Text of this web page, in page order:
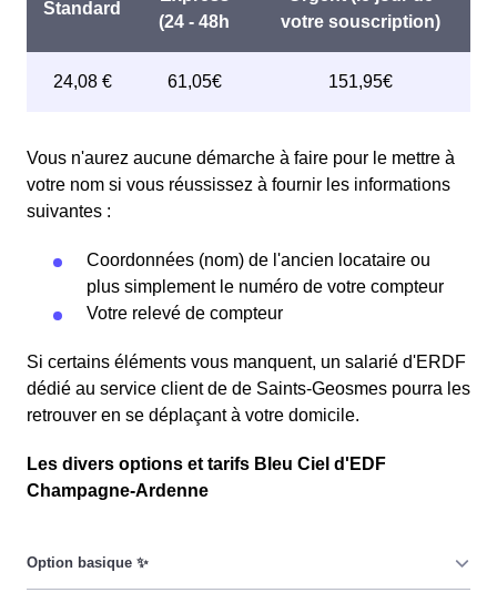
Vous n'aurez aucune démarche à faire pour le mettre à
votre nom si vous réussissez à fournir les informations
suivantes :
Coordonnées (nom) de l'ancien locataire ou
plus simplement le numéro de votre compteur
Votre relevé de compteur
Si certains éléments vous manquent, un salarié d'ERDF
dédié au service client de de Saints-Geosmes pourra les
retrouver en se déplaçant à votre domicile.
Les divers options et tarifs Bleu Ciel d'EDF
Champagne-Ardenne